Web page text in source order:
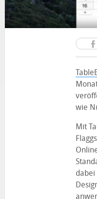
wie
Mit
dabei